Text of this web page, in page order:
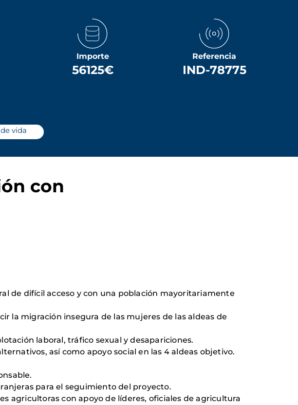
Importe
56125€
Referencia
IND-78775
vida
con
de difícil acceso y con una población mayoritariamente
la migración insegura de las mujeres de las aldeas de
laboral, tráfico sexual y desapariciones.
así como apoyo social en las 4 aldeas objetivo.
para el seguimiento del proyecto.
agricultoras con apoyo de líderes, oficiales de agricultura